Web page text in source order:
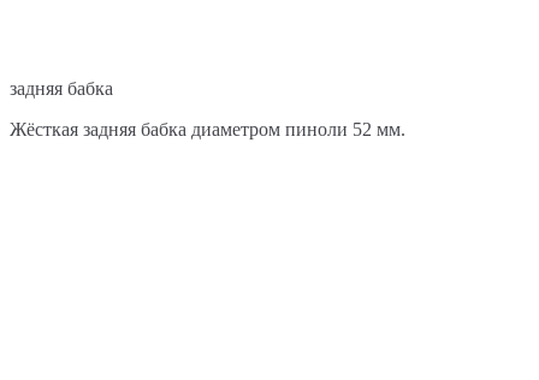
задняя бабка
Жёсткая задняя бабка диаметром пиноли 52 мм.